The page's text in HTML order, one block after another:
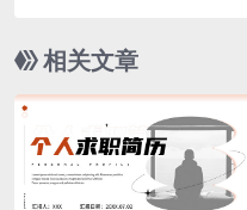
相关文章